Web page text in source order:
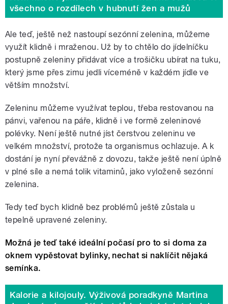
všechno o rozdílech v hubnutí žen a mužů
Ale teď, ještě než nastoupí sezónní zelenina, můžeme
využít klidně i mraženou. Už by to chtělo do jídelníčku
postupně zeleniny přidávat více a trošičku ubírat na tuku,
který jsme přes zimu jedli víceméně v každém jídle ve
větším množství.
Zeleninu můžeme využívat teplou, třeba restovanou na
pánvi, vařenou na páře, klidně i ve formě zeleninové
polévky. Není ještě nutné jíst čerstvou zeleninu ve
velkém množství, protože ta organismus ochlazuje. A k
dostání je nyní převážně z dovozu, takže ještě není úplně
v plné síle a nemá tolik vitaminů, jako vyloženě sezónní
zelenina.
Tedy teď bych klidně bez problémů ještě zůstala u
tepelně upravené zeleniny.
Možná je teď také ideální počasí pro to si doma za
oknem vypěstovat bylinky, nechat si naklíčit nějaká
semínka.
Kalorie a kilojouly. Výživová poradkyně Martina